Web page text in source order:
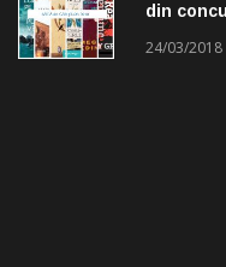
din
24/03/2018